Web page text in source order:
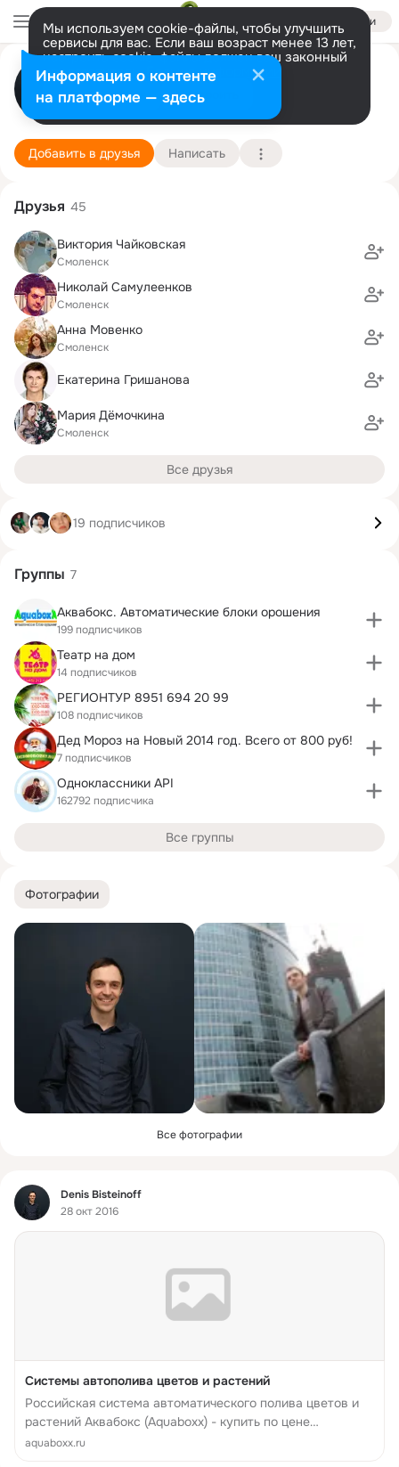
Войти
Мы используем cookie-файлы, чтобы улучшить
сервисы для вас. Если ваш возраст менее 13 лет,
настроить cookie-файлы должен ваш законный
представитель. Больше информации
Разрешить все Настроить
Denis Bisteinoff
Смоленск
27 апреля (40 лет)
Пржевальская школа
Подробнее
Добавить в друзья Написать
Фотографии
Все фотографии
Фид
Denis Bisteinoff
28 окт 2016
Системы автополива цветов и растений
Российская система автоматического полива цветов и
растений Аквабокс (Aquaboxx) - купить по цене
производителя в Москве. Доставка по России.
aquaboxx.ru
Друзья 45
Виктория Чайковская
Смоленск
Николай Самулеенков
Смоленск
Анна Мовенко
Смоленск
Екатерина Гришанова
Мария Дёмочкина
Смоленск
Все друзья
19 подписчиков
Группы 7
Аквабокс. Автоматические блоки орошения
199 подписчиков
Театр на дом
14 подписчиков
РЕГИОНТУР 8951 694 20 99
108 подписчиков
Дед Мороз на Новый 2014 год. Всего от 800 руб!
7 подписчиков
Одноклассники API
162792 подписчика
Все группы
Информация о контенте
на платформе — здесь